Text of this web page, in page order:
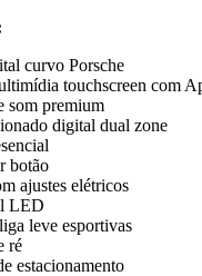
curvo Porsche
touchscreen com
som premium
digital dual zone
botão
ajustes elétricos
LED
leve esportivas
ré
estacionamento